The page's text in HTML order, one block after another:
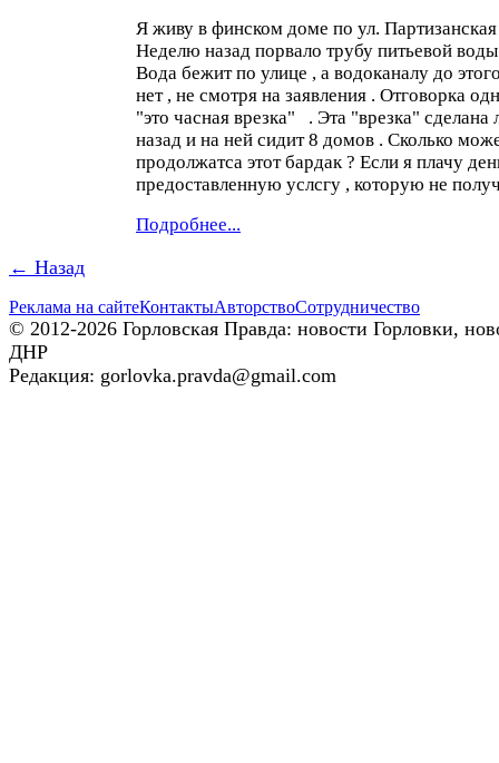
Я живу в финском доме по ул.
Неделю назад порвало трубу питьевой
Вода бежит по улице , а водоканалу до
нет , не смотря на заявления . Отговорка
"это часная врезка" . Эта "врезка" сделана
назад и на ней сидит 8 домов . Сколько
продолжатса этот бардак ? Если я плачу
предоставленную услсгу , которую не
Подробнее...
← Назад
Реклама на сайтеКонтактыАвторствоСотрудничество
© 2012-2026 Горловская Правда: новости Горловки,
ДНР
Редакция: gorlovka.pravda@gmail.com